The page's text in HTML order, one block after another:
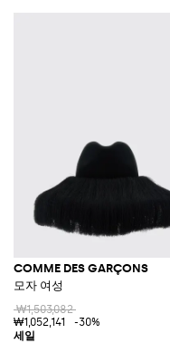
COMME DES GARÇONS
모자 여성
₩1,503,082
₩1,052,141
-30%